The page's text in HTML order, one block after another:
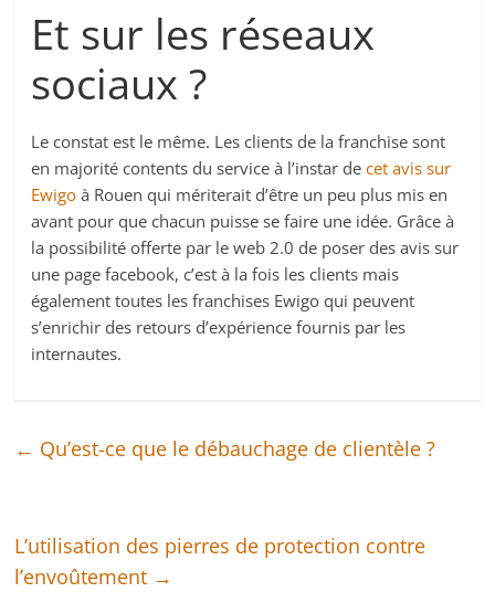
Et sur les réseaux
sociaux ?
Le constat est le même. Les clients de la franchise sont
en majorité contents du service à l’instar decet avis sur
Ewigo à Rouen qui mériterait d’être un peu plus mis en
avant pour que chacun puisse se faire une idée. Grâce à
la possibilité offerte par le web 2.0 de poser des avis sur
une page facebook, c’est à la fois les clients mais
également toutes les franchises Ewigo qui peuvent
s’enrichir des retours d’expérience fournis par les
internautes.
← Qu’est-ce que le débauchage de clientèle ?
L’utilisation des pierres de protection contre
l’envoûtement →